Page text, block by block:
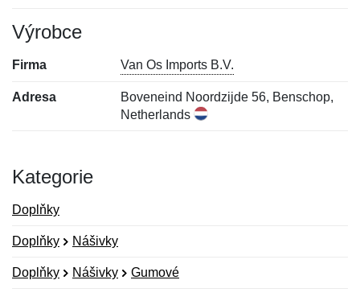
Výrobce
Firma Van Os Imports B.V.
Adresa
Boveneind Noordzijde 56, Benschop,
Netherlands
Kategorie
Doplňky
Doplňky Nášivky
Doplňky Nášivky Gumové